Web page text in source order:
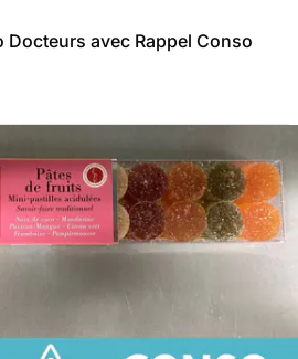
Docteurs avec Rappel Conso